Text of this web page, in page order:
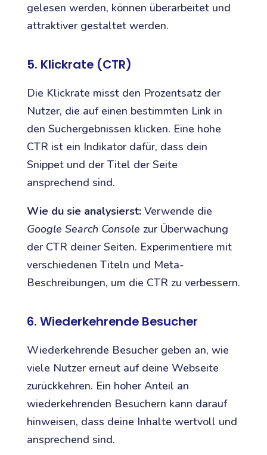
gelesen werden, können überarbeitet und
attraktiver gestaltet werden.
5. Klickrate (CTR)
Die Klickrate misst den Prozentsatz der
Nutzer, die auf einen bestimmten Link in
den Suchergebnissen klicken. Eine hohe
CTR ist ein Indikator dafür, dass dein
Snippet und der Titel der Seite
ansprechend sind.
Wie du sie analysierst:Verwende die
Google Search Console zur Überwachung
der CTR deiner Seiten. Experimentiere mit
verschiedenen Titeln und Meta-
Beschreibungen, um die CTR zu verbessern.
6. Wiederkehrende Besucher
Wiederkehrende Besucher geben an, wie
viele Nutzer erneut auf deine Webseite
zurückkehren. Ein hoher Anteil an
wiederkehrenden Besuchern kann darauf
hinweisen, dass deine Inhalte wertvoll und
ansprechend sind.